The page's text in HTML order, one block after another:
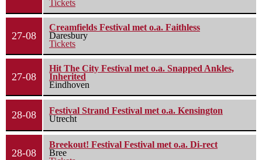
Tickets
27-08
Creamfields Festival met o.a. Faithless
Daresbury
Tickets
27-08
Hit The City Festival met o.a. Snapped Ankles,
Inherited
Eindhoven
28-08
Festival Strand Festival met o.a. Kensington
Utrecht
28-08
Breekout! Festival Festival met o.a. Di-rect
Bree